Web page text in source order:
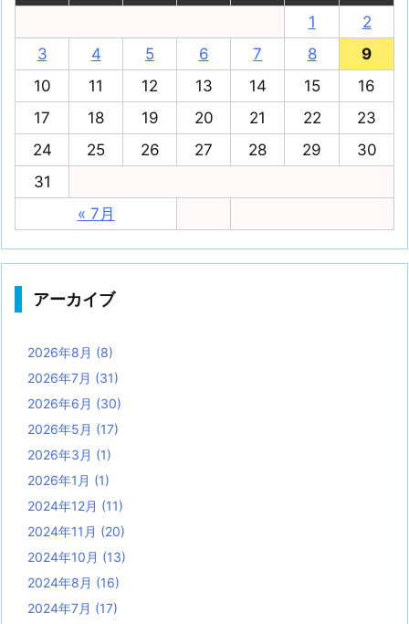
« 7月
1
2
3
4 5 6 7 8
9
10
11 12 13 14 15
16
17
18 19 20 21 22
23
24
25 26 27 28 29
30
31
アーカイブ
2026年8月 (8)
2026年7月 (31)
2026年6月 (30)
2026年5月 (17)
2026年3月 (1)
2026年1月 (1)
2024年12月 (11)
2024年11月 (20)
2024年10月 (13)
2024年8月 (16)
2024年7月 (17)